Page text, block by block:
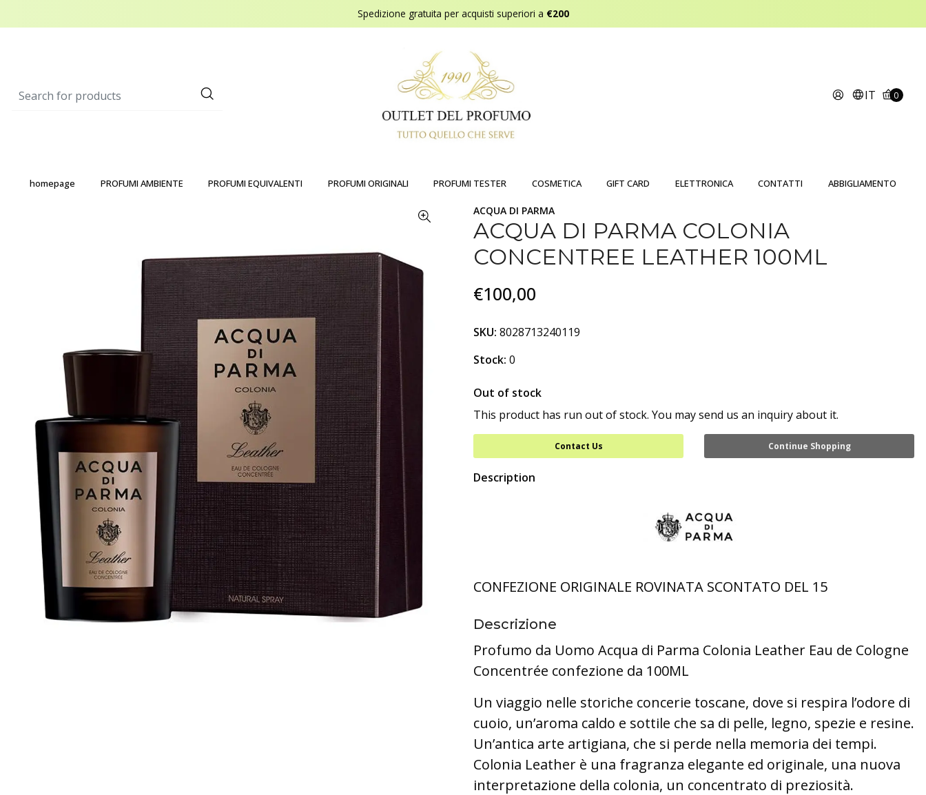
Spedizione gratuita per acquisti superiori a €200
IT 0
homepage PROFUMI AMBIENTE PROFUMI EQUIVALENTI PROFUMI ORIGINALI PROFUMI TESTER COSMETICA GIFT CARD ELETTRONICA CONTATTI ABBIGLIAMENTO
ACQUA DI PARMA
ACQUA DI PARMA COLONIA
CONCENTREE LEATHER 100ML
€100,00
SKU: 8028713240119
Stock: 0
Out of stock
This product has run out of stock. You may send us an inquiry about it.
Contact Us Continue Shopping
Description
CONFEZIONE ORIGINALE ROVINATA SCONTATO DEL 15
Descrizione
Profumo da Uomo Acqua di Parma Colonia Leather Eau de Cologne
Concentrée confezione da 100ML
Un viaggio nelle storiche concerie toscane, dove si respira l’odore di
cuoio, un’aroma caldo e sottile che sa di pelle, legno, spezie e resine.
Un’antica arte artigiana, che si perde nella memoria dei tempi.
Colonia Leather è una fragranza elegante ed originale, una nuova
interpretazione della colonia, un concentrato di preziosità.